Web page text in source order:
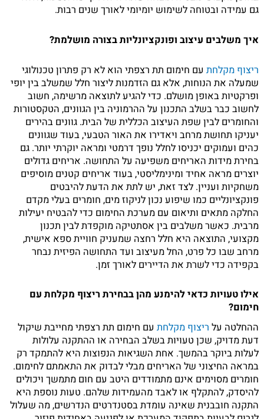
גם עמידה ובטוחה לשימוש יומיומי לאורך שנים רבות.
איך משלבים עיצוב ופונקציונליות בצורה מושלמת?
ריצוף מקלחתעם חימום תת רצפתי הוא לא רק פתרון טכנולוגי
שמעלה את הנוחות, אלא גם הזדמנות ליצור חלל שמשלב בין יופי
ופרקטיות באופן מושלם. כדי להגיע לתוצאה מרשימה, חשוב
לחשוב כבר בשלב התכנון על ההרמוניה בין הגוונים, הטקסטורות
והחומרים לבין שפת העיצוב הכללית של הבית. גוונים בהירים
יעניקו תחושת מרחב ויאדירו את האור הטבעי, בעוד שגוונים
כהים ועמוקים יכניסו לחלל נופך דרמטי ומראה יוקרתי יותר. גם
בחירת מידות האריחים משפיעה על התחושה. אריחים גדולים
יוצרים מראה אחיד ומינימליסטי, בעוד אריחים קטנים מוסיפים
משחקיות ועניין. לצד זאת, יש לתת את הדעת להיבטים
פונקציונליים כמו שיפוע נכון לניקוז מים, חומרים בעלי מקדם
החלקה מתאים ותיאום עם מערכת החימום כדי להבטיח יעילות
מרבית. כאשר משלבים בין אסתטיקה מוקפדת לבין תכנון
מקצועי, התוצאה היא חלל רחצה שמעניק חוויית ספא אישית,
מרחב שבו כל פרט, החל מעיצוב ועד התחושה הפיזית נבחר
בקפידה כדי לשרת את הדיירים לאורך זמן.
אילו טעויות כדאי להימנע מהן בבחירת ריצוף מקלחת עם
חימום?
ההחלטה על ריצוף מקלחתעם חימום תת רצפתי מחייבת שיקול
דעת מדויק, שכן טעויות בשלב הבחירה או ההתקנה עלולות
לעלות ביוקר בהמשך. אחת השגיאות הנפוצות היא להתמקד רק
במראה החיצוני של האריחים מבלי לבדוק את התאמתם לחימום.
חומרים מסוימים אינם מתמודדים היטב עם חום מתמשך ויכולים
להיסדק, להתקלף או לאבד מהעמידות שלהם. טעות נוספת היא
התקנה חובבנית שאינה עומדת בסטנדרטים הנדרשים, מה שעלול